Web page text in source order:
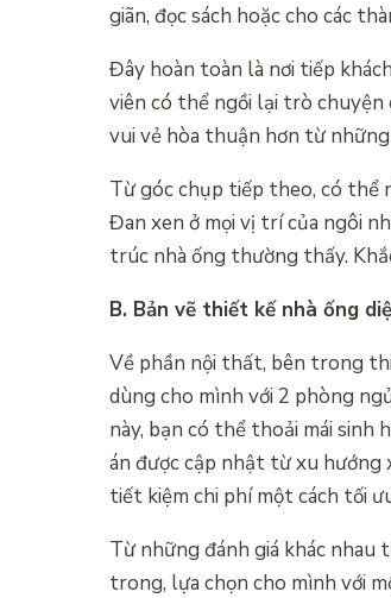
giãn, đọc sách hoặc cho các
Đây hoàn toàn là nơi tiếp
viên có thể ngồi lại trò chuyện
vui vẻ hòa thuận hơn từ
Từ góc chụp tiếp theo, có thể
Đan xen ở mọi vị trí của ngôi
trúc nhà ống thường thấy.
B. Bản vẽ thiết kế nhà ống
Về phần nội thất, bên trong
dùng cho mình với 2 phòng
này, bạn có thể thoải mái sinh
án được cập nhật từ xu hướng
tiết kiệm chi phí một cách tối
Từ những đánh giá khác
trong, lựa chọn cho mình với